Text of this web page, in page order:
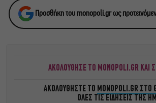
Προσθήκη του monopoli.gr ως
ΑΚΟΛΟΥΘΗΣΕ ΤΟ MONOPOLI.GR ΚΑΙ
ΑΚΟΛΟΥΘΗΣΤΕ ΤΟ MONOPOLI.GR ΣΤΟ
ΟΛΕΣ ΤΙΣ ΕΙΔΗΣΕΙΣ ΤΗΣ